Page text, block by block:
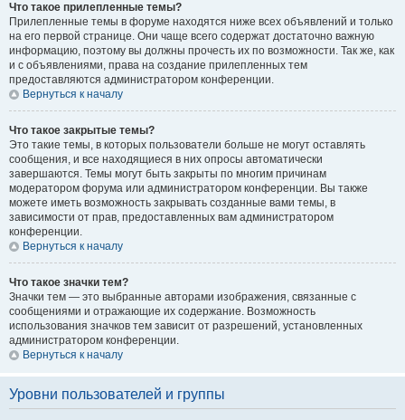
Что такое прилепленные темы?
Прилепленные темы в форуме находятся ниже всех объявлений и только
на его первой странице. Они чаще всего содержат достаточно важную
информацию, поэтому вы должны прочесть их по возможности. Так же, как
и с объявлениями, права на создание прилепленных тем
предоставляются администратором конференции.
Вернуться к началу
Что такое закрытые темы?
Это такие темы, в которых пользователи больше не могут оставлять
сообщения, и все находящиеся в них опросы автоматически
завершаются. Темы могут быть закрыты по многим причинам
модератором форума или администратором конференции. Вы также
можете иметь возможность закрывать созданные вами темы, в
зависимости от прав, предоставленных вам администратором
конференции.
Вернуться к началу
Что такое значки тем?
Значки тем — это выбранные авторами изображения, связанные с
сообщениями и отражающие их содержание. Возможность
использования значков тем зависит от разрешений, установленных
администратором конференции.
Вернуться к началу
Уровни пользователей и группы